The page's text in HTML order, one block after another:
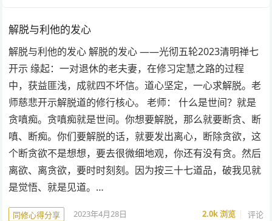
解脱与利他的发心
解脱与利他的发心 解脱的发心 ——光彻五轮2023清明禅七
开示 缘起：一对退休的老夫妻，在修习定慧之路的过程
中，获益匪浅，成就四不坏信。道心坚定，一心求解脱。老
师慈悲开示解脱道的修行核心。 老师： 什么是世间？就是
贪嗔痴。贪嗔痴就是世间。你想要解脱，那么就要断贪、断
嗔、断痴。你们要解脱的话，就要发出离心，断除贪欲，这
个断贪欲不是想想，要去很微细地观，你还有没有贪。然后
离欲、离贪欲，要时时刻刻。因为按三十七道品，破我见就
是觉悟、就是见道。…
同修心得分享 2023年4月28日 2.0k浏览 评论